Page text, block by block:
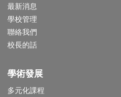
最新消息
學校管理
聯絡我們
校長的話
學術發展
多元化課程